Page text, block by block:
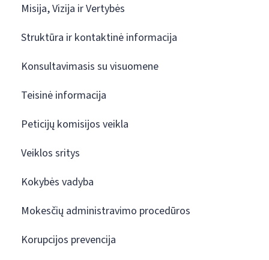
Misija, Vizija ir Vertybės
Struktūra ir kontaktinė informacija
Konsultavimasis su visuomene
Teisinė informacija
Peticijų komisijos veikla
Veiklos sritys
Kokybės vadyba
Mokesčių administravimo procedūros
Korupcijos prevencija